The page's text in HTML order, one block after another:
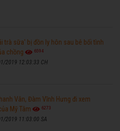
trà sữa' bị đồn ly hôn sau bê bối tình
chồng
6594
2019 12:03:33 CH
Vân, Đàm Vĩnh Hưng đi xem
Mỹ Tâm
6273
2019 11:03:00 SA